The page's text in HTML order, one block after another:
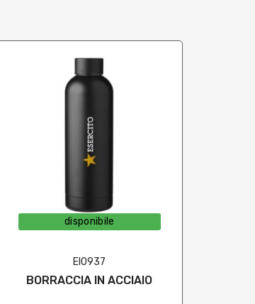
disponibile
EI0937
BORRACCIA IN ACCIAIO